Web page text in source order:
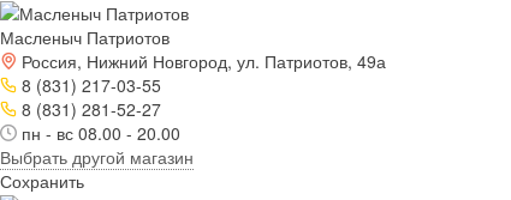
Масленыч Патриотов
Россия, Нижний Новгород, ул. Патриотов, 49а
8 (831) 217-03-55
8 (831) 281-52-27
пн - вс 08.00 - 20.00
Выбрать другой магазин
Сохранить